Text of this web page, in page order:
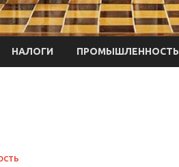
НАЛОГИ ПРОМЫШЛЕННОСТЬ